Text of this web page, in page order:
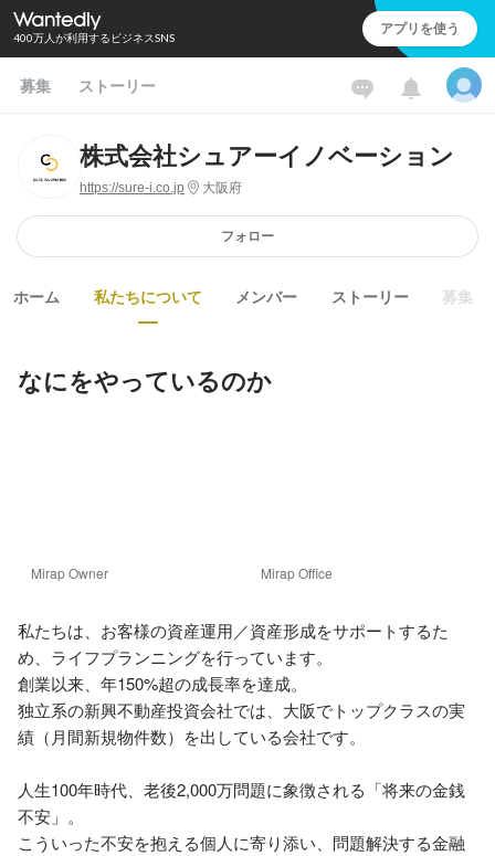
400万人が利用するビジネスSNS アプリを使う
募集 ストーリー
株式会社シュアーイノベーション
https://sure-i.co.jp 大阪府
フォロー
ホーム 私たちについて メンバー ストーリー 募集
なにをやっているのか
Mirap Owner Mirap Office
私たちは、お客様の資産運用／資産形成をサポートするた
め、ライフプランニングを行っています。
創業以来、年150%超の成長率を達成。
独立系の新興不動産投資会社では、大阪でトップクラスの実
績（月間新規物件数）を出している会社です。
人生100年時代、老後2,000万問題に象徴される「将来の金銭
不安」。
こういった不安を抱える個人に寄り添い、問題解決する金融